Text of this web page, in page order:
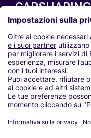
CARSHARING
LE NOSTRE CITTÀ
Paris
Madrid
Washington DC
Milano
Roma
Torino
Vienna
Berlino
Düsseldorf